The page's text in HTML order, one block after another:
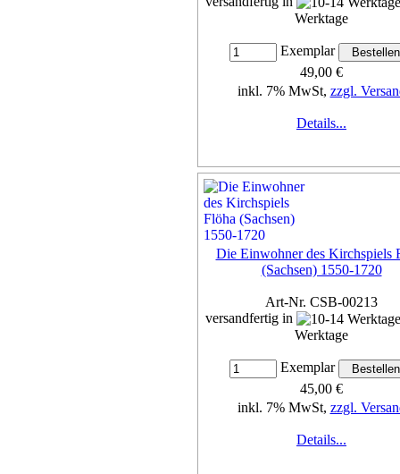
Werktage
Exemplar
49,00 €
inkl. 7% MwSt, zzgl.
Details...
Die Einwohner des Kirchspiels
(Sachsen) 1550-1720
Art-Nr. CSB-00213
versandfertig in
Werktage
Exemplar
45,00 €
inkl. 7% MwSt, zzgl.
Details...